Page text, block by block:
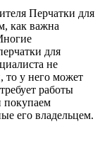
Перчатки для
как важна
для
не
то у него может
работы
покупаем
его владельцем.